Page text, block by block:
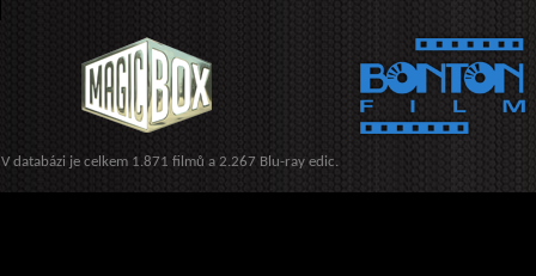
V databázi je celkem 1.871 filmů a 2.267 Blu-ray edic.